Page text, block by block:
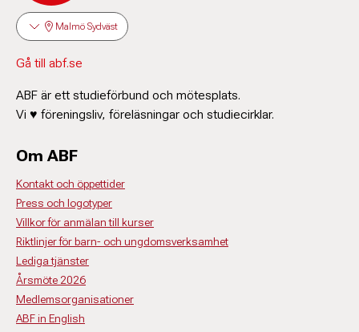
Malmö Sydväst
Gå till abf.se
ABF är ett studieförbund och mötesplats.
Vi ♥ föreningsliv, föreläsningar och studiecirklar.
Om ABF
Kontakt och öppettider
Press och logotyper
Villkor för anmälan till kurser
Riktlinjer för barn- och ungdomsverksamhet
Lediga tjänster
Årsmöte 2026
Medlemsorganisationer
ABF in English